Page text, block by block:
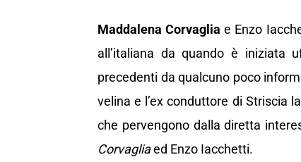
Maddalena Corvaglia e Enzo
all’italiana da quando è iniziata
precedenti da qualcuno poco
velina e l’ex conduttore di Striscia
che pervengono dalla diretta
Corvagliaed Enzo Iacchetti.